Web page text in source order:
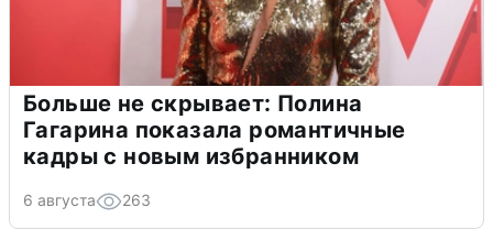
Больше не скрывает: Полина
Гагарина показала романтичные
кадры с новым избранником
6 августа 263